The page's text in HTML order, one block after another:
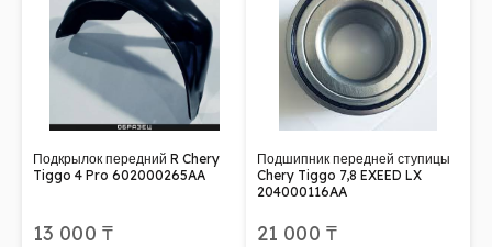
Подкрылок передний R Chery
Tiggo 4 Pro 602000265AA
13 000 ₸
Подшипник передней ступицы
Chery Tiggo 7,8 EXEED LX
204000116AA
21 000 ₸